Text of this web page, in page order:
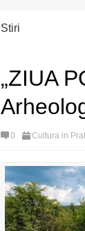
Stiri
„ZIUA
0 Cultura in